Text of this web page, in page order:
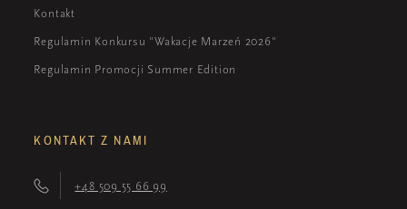
Kontakt
Regulamin Konkursu "Wakacje Marzeń 2026"
Regulamin Promocji Summer Edition
KONTAKT Z NAMI
+48 509 55 66 99